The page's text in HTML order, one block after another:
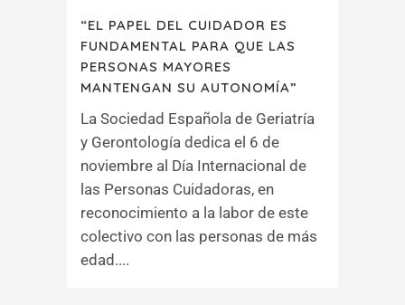
“EL PAPEL DEL CUIDADOR ES
FUNDAMENTAL PARA QUE LAS
PERSONAS MAYORES
MANTENGAN SU AUTONOMÍA”
La Sociedad Española de Geriatría
y Gerontología dedica el 6 de
noviembre al Día Internacional de
las Personas Cuidadoras, en
reconocimiento a la labor de este
colectivo con las personas de más
edad....